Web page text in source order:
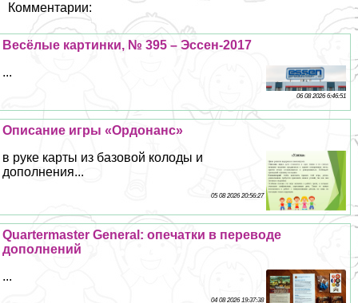
Комментарии:
Весёлые картинки, № 395 – Эссен-2017
...
06 08 2026 6:46:51
Описание игры «Ордонанс»
в руке карты из базовой колоды и
дополнения...
05 08 2026 20:56:27
Quartermaster General: опечатки в переводе
дополнений
...
04 08 2026 19:37:38